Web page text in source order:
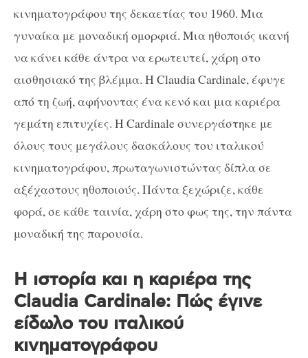
κινηματογράφου της δεκαετίας του 1960. Μια
γυναίκα με μοναδική ομορφιά. Μια ηθοποιός ικανή
να κάνει κάθε άντρα να ερωτευτεί, χάρη στο
αισθησιακό της βλέμμα. Η Claudia Cardinale, έφυγε
από τη ζωή, αφήνοντας ένα κενό και μια καριέρα
γεμάτη επιτυχίες. Η Cardinale συνεργάστηκε με
όλους τους μεγάλους δασκάλους του ιταλικού
κινηματογράφου, πρωταγωνιστώντας δίπλα σε
αξέχαστους ηθοποιούς. Πάντα ξεχώριζε, κάθε
φορά, σε κάθε ταινία, χάρη στο φως της, την πάντα
μοναδική της παρουσία.
Η ιστορία και η καριέρα της
Claudia Cardinale: Πώς έγινε
είδωλο του ιταλικού
κινηματογράφου